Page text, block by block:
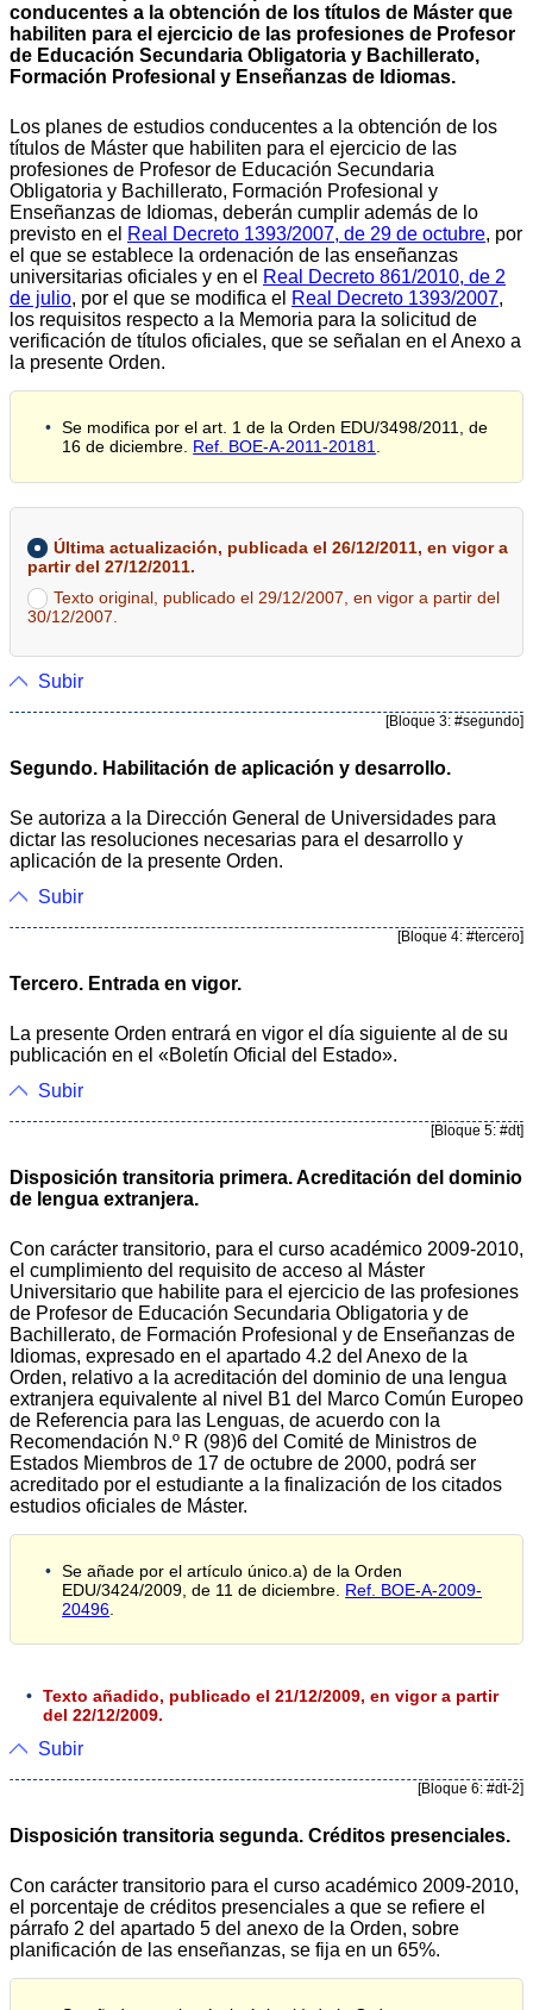
conducentes a la obtención de los títulos de Máster que
habiliten para el ejercicio de las profesiones de Profesor
de Educación Secundaria Obligatoria y Bachillerato,
Formación Profesional y Enseñanzas de Idiomas.
Los planes de estudios conducentes a la obtención de los
títulos de Máster que habiliten para el ejercicio de las
profesiones de Profesor de Educación Secundaria
Obligatoria y Bachillerato, Formación Profesional y
Enseñanzas de Idiomas, deberán cumplir además de lo
previsto en el Real Decreto 1393/2007, de 29 de octubre, por
el que se establece la ordenación de las enseñanzas
universitarias oficiales y en el Real Decreto 861/2010, de 2
de julio, por el que se modifica el Real Decreto 1393/2007,
los requisitos respecto a la Memoria para la solicitud de
verificación de títulos oficiales, que se señalan en el Anexo a
la presente Orden.
Se modifica por el art. 1 de la Orden EDU/3498/2011, de
16 de diciembre. Ref. BOE-A-2011-20181
Última actualización, publicada el 26/12/2011, en vigor a
partir del 27/12/2011.
Texto original, publicado el 29/12/2007, en vigor a partir del
30/12/2007.
Subir
[Bloque 3: #segundo]
Segundo. Habilitación de aplicación y desarrollo.
Se autoriza a la Dirección General de Universidades para
dictar las resoluciones necesarias para el desarrollo y
aplicación de la presente Orden.
Subir
[Bloque 4: #tercero]
Tercero. Entrada en vigor.
La presente Orden entrará en vigor el día siguiente al de su
publicación en el «Boletín Oficial del Estado».
Subir
[Bloque 5: #dt]
Disposición transitoria primera. Acreditación del dominio
de lengua extranjera.
Con carácter transitorio, para el curso académico 2009-2010,
el cumplimiento del requisito de acceso al Máster
Universitario que habilite para el ejercicio de las profesiones
de Profesor de Educación Secundaria Obligatoria y de
Bachillerato, de Formación Profesional y de Enseñanzas de
Idiomas, expresado en el apartado 4.2 del Anexo de la
Orden, relativo a la acreditación del dominio de una lengua
extranjera equivalente al nivel B1 del Marco Común Europeo
de Referencia para las Lenguas, de acuerdo con la
Recomendación N.º R (98)6 del Comité de Ministros de
Estados Miembros de 17 de octubre de 2000, podrá ser
acreditado por el estudiante a la finalización de los citados
estudios oficiales de Máster.
Se añade por el artículo único.a) de la Orden
EDU/3424/2009, de 11 de diciembre. Ref. BOE-A-2009-
20496
Texto añadido, publicado el 21/12/2009, en vigor a partir
del 22/12/2009.
Subir
[Bloque 6: #dt-2]
Disposición transitoria segunda. Créditos presenciales.
Con carácter transitorio para el curso académico 2009-2010,
el porcentaje de créditos presenciales a que se refiere el
párrafo 2 del apartado 5 del anexo de la Orden, sobre
planificación de las enseñanzas, se fija en un 65%.